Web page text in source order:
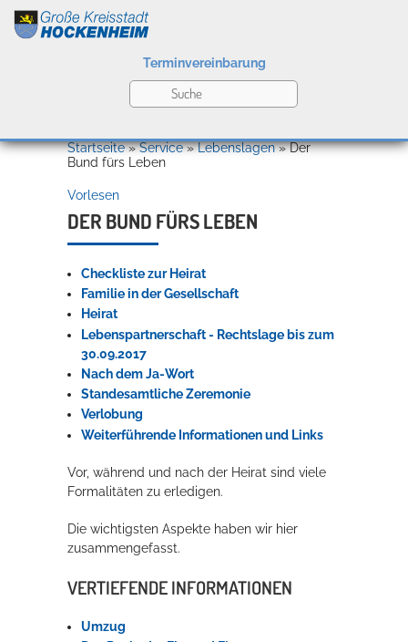
Kultur
Bildung
Wirtschaft
Rathaus
Terminvereinbarung
Willkommen in Hockenheim
Konzerte, Tagungen und vieles mehr
Die Stadthalle Hockenheim bietet den perfekten Standort für Events
Startseite»Service»Lebenslagen»Der
Bund fürs Leben
Vorlesen
DER BUND FÜRS LEBEN
Checkliste zur Heirat
Familie in der Gesellschaft
Heirat
Lebenspartnerschaft - Rechtslage bis zum
30.09.2017
Nach dem Ja-Wort
Standesamtliche Zeremonie
Verlobung
Weiterführende Informationen und Links
Vor, während und nach der Heirat sind viele
Formalitäten zu erledigen.
Die wichtigsten Aspekte haben wir hier
zusammengefasst.
VERTIEFENDE INFORMATIONEN
Umzug